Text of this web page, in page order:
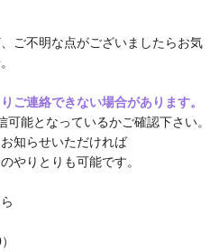
ご不明な点がございましたらお気
ご連絡できない場合があります。
能となっているかご確認下さい。
知らせいただければ
やりとりも可能です。